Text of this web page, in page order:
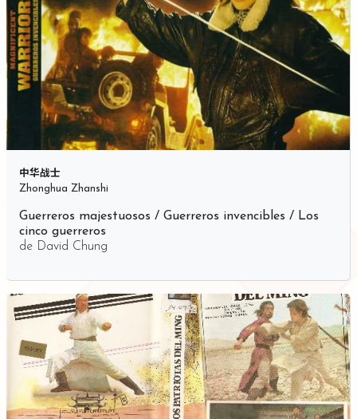
中华战士
Zhonghua Zhanshi
Guerreros majestuosos / Guerreros invencibles / Los
cinco guerreros
de David Chung